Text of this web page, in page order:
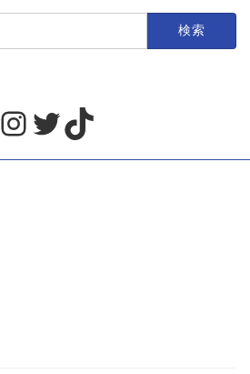
Instagram
Twitter
TikTok